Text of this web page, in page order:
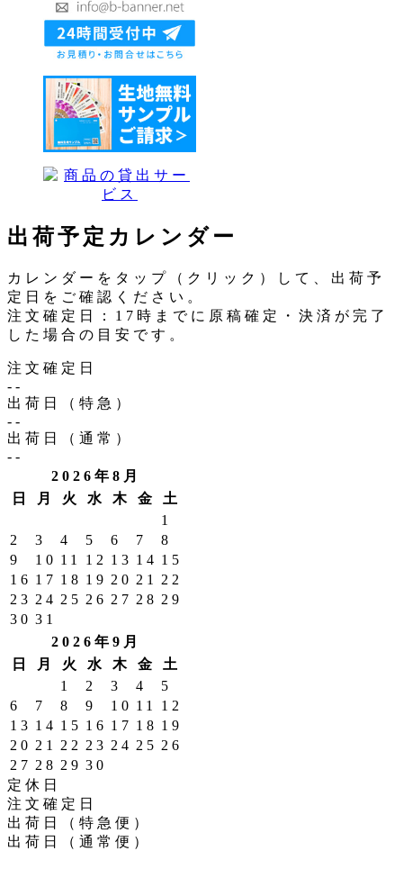
出荷予定カレンダー
カレンダーをタップ（クリック）して、出荷予
定日をご確認ください。
注文確定日：17時までに原稿確定・決済が完了
した場合の目安です。
注文確定日
--
出荷日（特急）
--
出荷日（通常）
--
2026年8月
日
月 火 水 木 金
土
1
2
3 4 5 6 7
8
9
10 11 12 13 14 15
16 17 18 19 20 21
22
23 24 25 26 27 28 29
30 31
2026年9月
日
月 火 水 木 金
土
1
2 3 4
5
6
7 8 9 10 11
12
13 14 15 16 17 18 19
20 21 22 23 24 25 26
27 28 29 30
定休日
注文確定日
出荷日（特急便）
出荷日（通常便）